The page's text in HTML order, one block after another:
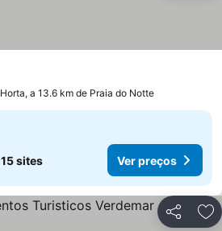
Horta, a 13.6 km de Praia do Notte
15 sites Ver preços
Partilhar